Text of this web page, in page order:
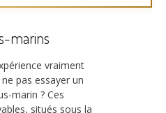
marins
vraiment
pas essayer un
marin ? Ces
situés sous la